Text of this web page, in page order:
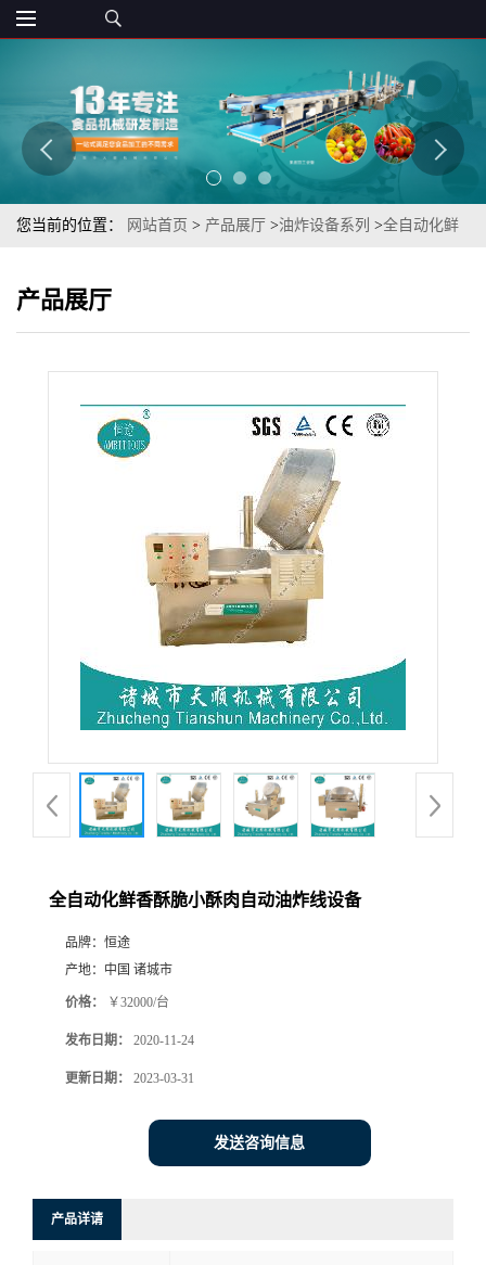
您当前的位置： 网站首页 > 产品展厅 >油炸设备系列 >全自动化鲜
产品展厅
全自动化鲜香酥脆小酥肉自动油炸线设备
品牌： 恒途
产地： 中国 诸城市
价格： ￥32000/台
发布日期： 2020-11-24
更新日期： 2023-03-31
发送咨询信息
产品详请